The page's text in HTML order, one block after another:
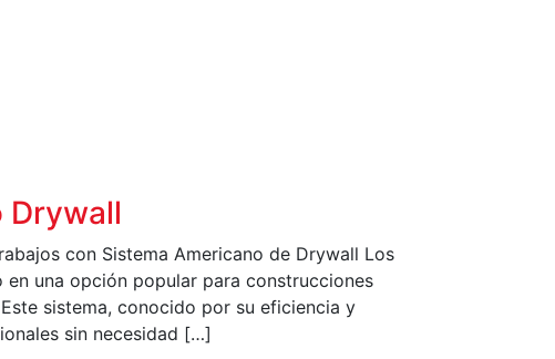
Drywall
con Sistema Americano de Drywall Los
una opción popular para construcciones
sistema, conocido por su eficiencia y
sin necesidad […]